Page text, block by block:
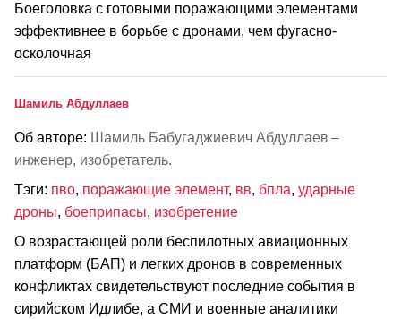
Боеголовка с готовыми поражающими элементами
эффективнее в борьбе с дронами, чем фугасно-
осколочная
Шамиль Абдуллаев
Об авторе: Шамиль Бабугаджиевич Абдуллаев –
инженер, изобретатель.
Тэги: пво, поражающие элемент, вв, бпла, ударные
дроны, боеприпасы, изобретение
О возрастающей роли беспилотных авиационных
платформ (БАП) и легких дронов в современных
конфликтах свидетельствуют последние события в
сирийском Идлибе, а СМИ и военные аналитики